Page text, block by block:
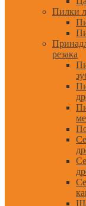
Пилки
резака